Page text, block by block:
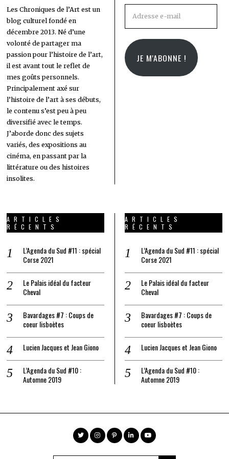
Les Chroniques de l’Art est un
blog culturel fondé en
décembre 2013. Né d’une
volonté de partager ma
passion pour l’histoire de l’art,
il est avant tout le reflet de
mes goûts personnels.
Principalement axé sur
l’histoire de l’art à ses débuts,
le contenu s’est peu à peu
diversifié avec le temps.
J’aborde donc des sujets
variés, des expositions au
cinéma, en passant par la
littérature ou des histoires
insolites.
JE M'ABONNE !
ARTICLES
RÉCENTS
L’Agenda du Sud #11 : spécial
Corse 2021
Le Palais idéal du facteur
Cheval
Bavardages #7 : Coups de
coeur lisboètes
Lucien Jacques et Jean Giono
L’Agenda du Sud #10 :
Automne 2019
ARTICLES
RÉCENTS
L’Agenda du Sud #11 : spécial
Corse 2021
Le Palais idéal du facteur
Cheval
Bavardages #7 : Coups de
coeur lisboètes
Lucien Jacques et Jean Giono
L’Agenda du Sud #10 :
Automne 2019